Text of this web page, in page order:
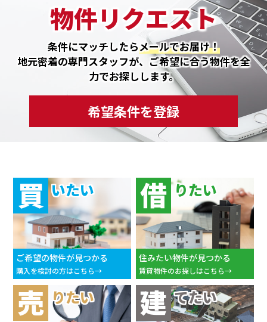
物件リクエスト
条件にマッチしたらメールでお届け！
地元密着の専門スタッフが、ご希望に合う物件を全
力でお探しします。
希望条件を登録
買 いたい
ご希望の物件が見つかる
購入を検討の方はこちら
借 りたい
住みたい物件が見つかる
賃貸物件のお探しはこちら
売 りたい 建 てたい